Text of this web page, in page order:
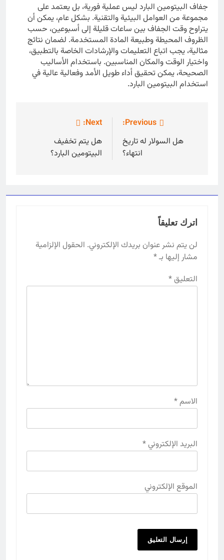
جفاف البيتومين البارد ليس عملية فورية، بل يعتمد على
مجموعة من العوامل البيئية والتقنية. بشكل عام، يمكن أن
يتراوح وقت الجفاف بين ساعات قليلة إلى أسبوعين، حسب
الظروف المحيطة وطبيعة المادة المستخدمة. لضمان نتائج
مثالية، يجب اتباع التعليمات والإرشادات الخاصة بالتطبيق،
واختيار الوقت والمكان المناسبين. باستخدام الأساليب
الصحيحة، يمكن تحقيق أداء طويل الأمد وفعالية عالية في
استخدام البيتومين البارد.
المقالات
Previous:
هل السولار له تاريخ
انتهاء؟
Next:
هل يتم تخفيف
البيتومين البارد؟
اترك تعليقاً
لن يتم نشر عنوان بريدك الإلكتروني. الحقول الإلزامية
مشار إليها بـ*
التعليق*
الاسم*
البريد الإلكتروني*
الموقع الإلكتروني